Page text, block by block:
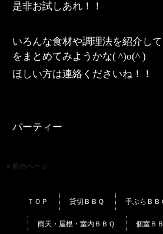
是非お試しあれ！！
いろんな食材や調理法を紹介し
をまとめてみようかな( ^)o(^ )
ほしい方は連絡くださいね！！
パーティー
« 前のページ
ＴＯＰ 貸切ＢＢＱ 手ぶらＢＢ
雨天・屋根・室内ＢＢＱ 個室Ｂ